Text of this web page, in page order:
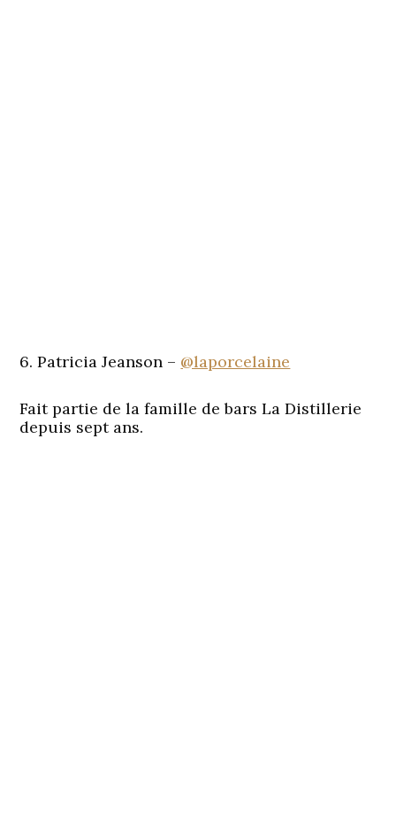
6. Patricia Jeanson – @laporcelaine
Fait partie de la famille de bars La Distillerie
depuis sept ans.